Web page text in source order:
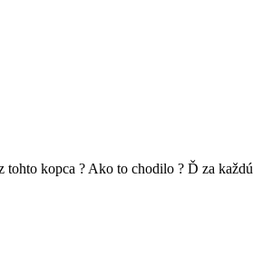
kopca ? Ako to chodilo ? Ď za každú